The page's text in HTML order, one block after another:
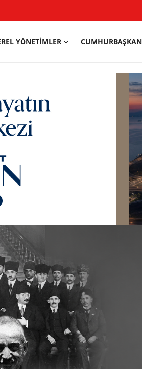
YÖNETIMLER